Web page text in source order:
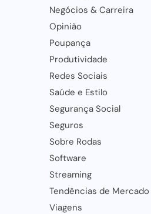
Negócios & Carreira
Opinião
Poupança
Produtividade
Redes Sociais
Saúde e Estilo
Segurança Social
Seguros
Sobre Rodas
Software
Streaming
Tendências de Mercado
Viagens